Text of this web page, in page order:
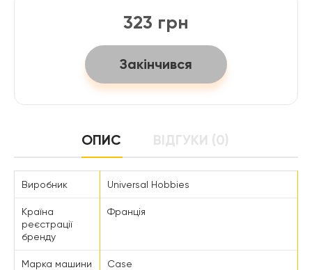
323 грн
Закінчився
ОПИС ВІДГУКИ (0)
Виробник Universal Hobbies
Країна
реєстрації
бренду
Франція
Марка машини Case